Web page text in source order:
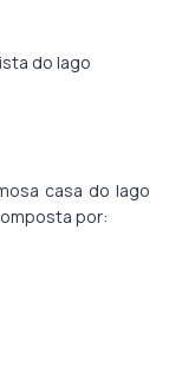
do lago
casa do lago
por: